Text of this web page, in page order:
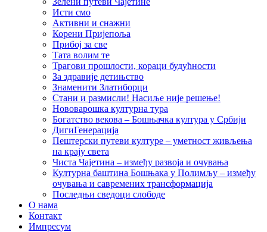
Исти смо
Активни и снажни
Корени Пријепоља
Прибој за све
Тата волим те
Трагови прошлости, кораци будућности
За здравије детињство
Знаменити Златиборци
Стани и размисли! Насиље није решење!
Нововарошка културна тура
Богатство векова – Бошњачка култура у Србији
ДигиГенерација
Пештерски путеви културе – уметност живљења
на крају света
Чиста Чајетина – између развоја и очувања
Културна баштина Бошњака у Полимљу – између
очувања и савремених трансформација
Последњи сведоци слободе
О нама
Контакт
Импресум